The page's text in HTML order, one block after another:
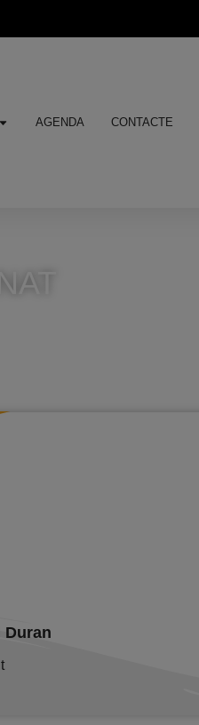
AGENDA CONTACTE
Duran